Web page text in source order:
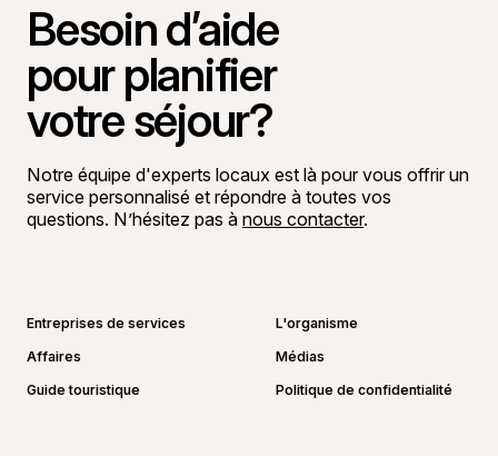
Besoin d’aide
pour planifier
votre séjour?
Notre équipe d'experts locaux est là pour vous offrir un
service personnalisé et répondre à toutes vos
questions. N’hésitez pas à nous contacter.
Entreprises de services
L'organisme
Affaires
Médias
Guide touristique
Politique de confidentialité